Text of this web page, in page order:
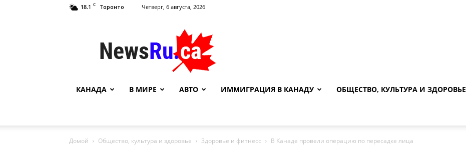
18.1 C Торонто Четверг, 6 августа, 2026
NewsRu.Ca
КАНАДА В МИРЕ АВТО ИММИГРАЦИЯ В КАНАДУ ОБЩЕСТВО, КУЛЬТУРА И ЗДОРОВЬЕ
Домой Общество, культура и здоровье Здоровье и фитнесс В Канаде провели операцию по пересадке лица